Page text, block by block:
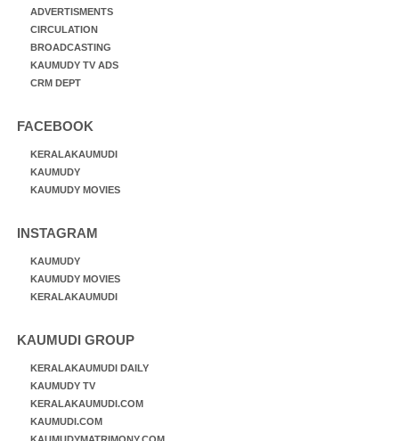
ADVERTISMENTS
CIRCULATION
BROADCASTING
KAUMUDY TV ADS
CRM DEPT
FACEBOOK
KERALAKAUMUDI
KAUMUDY
KAUMUDY MOVIES
INSTAGRAM
KAUMUDY
KAUMUDY MOVIES
KERALAKAUMUDI
KAUMUDI GROUP
KERALAKAUMUDI DAILY
KAUMUDY TV
KERALAKAUMUDI.COM
KAUMUDI.COM